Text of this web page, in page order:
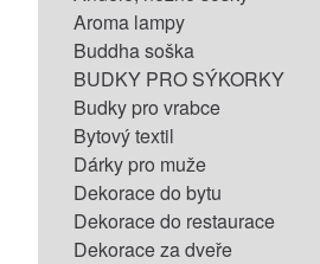
Aroma lampy
Buddha soška
BUDKY PRO SÝKORKY
Budky pro vrabce
Bytový textil
Dárky pro muže
Dekorace do bytu
Dekorace do restaurace
Dekorace za dveře